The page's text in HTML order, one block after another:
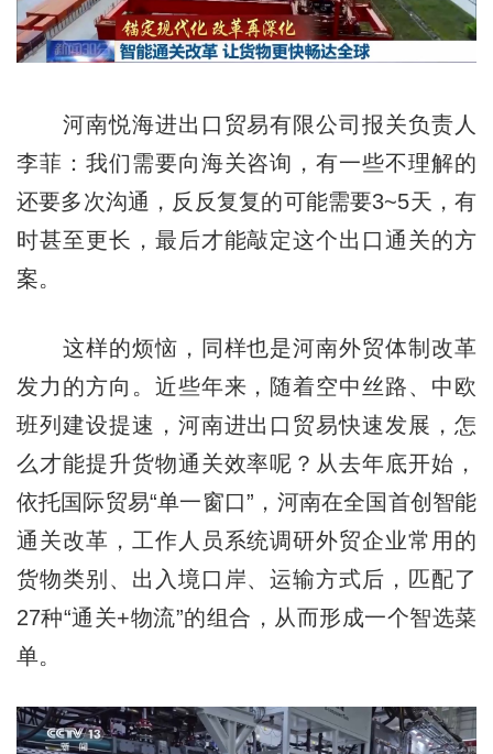
河南悦海进出口贸易有限公司报关负责人
李菲：我们需要向海关咨询，有一些不理解的
还要多次沟通，反反复复的可能需要3~5天，有
时甚至更长，最后才能敲定这个出口通关的方
案。
这样的烦恼，同样也是河南外贸体制改革
发力的方向。近些年来，随着空中丝路、中欧
班列建设提速，河南进出口贸易快速发展，怎
么才能提升货物通关效率呢？从去年底开始，
依托国际贸易“单一窗口”，河南在全国首创智能
通关改革，工作人员系统调研外贸企业常用的
货物类别、出入境口岸、运输方式后，匹配了
27种“通关+物流”的组合，从而形成一个智选菜
单。